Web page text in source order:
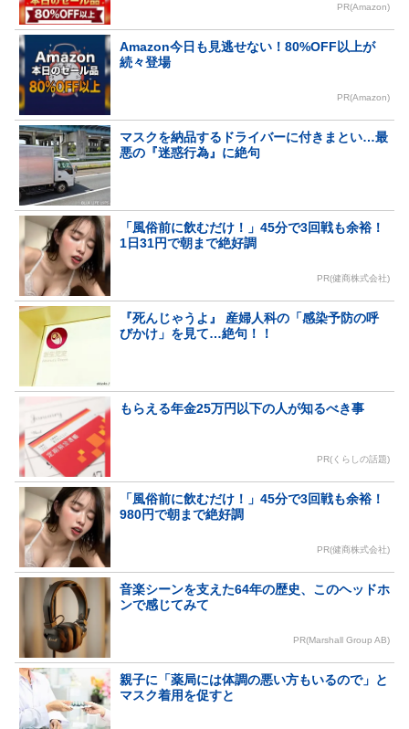
PR(Amazon)
Amazon今日も見逃せない！80%OFF以上が
続々登場
PR(Amazon)
マスクを納品するドライバーに付きまとい…最
悪の『迷惑行為』に絶句
「風俗前に飲むだけ！」45分で3回戦も余裕！
1日31円で朝まで絶好調
PR(健商株式会社)
『死んじゃうよ』 産婦人科の「感染予防の呼
びかけ」を見て…絶句！！
もらえる年金25万円以下の人が知るべき事
PR(くらしの話題)
「風俗前に飲むだけ！」45分で3回戦も余裕！
980円で朝まで絶好調
PR(健商株式会社)
音楽シーンを支えた64年の歴史、このヘッドホ
ンで感じてみて
PR(Marshall Group AB)
親子に「薬局には体調の悪い方もいるので」と
マスク着用を促すと